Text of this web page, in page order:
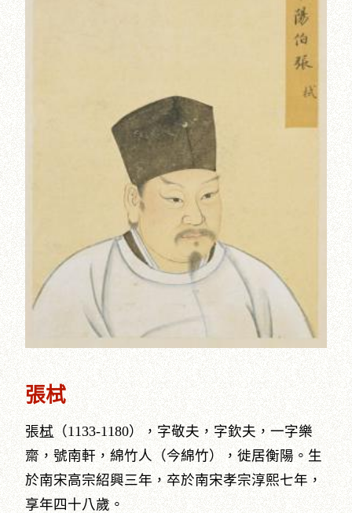
張栻
張栻（1133-1180），字敬夫，字欽夫，一字樂
齋，號南軒，綿竹人（今綿竹），徙居衡陽。生
於南宋高宗紹興三年，卒於南宋孝宗淳熙七年，
享年四十八歲。